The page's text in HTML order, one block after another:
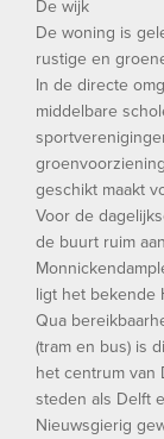
De wijk
De woning is
rustige en
In de directe
middelbare
geschikt maakt
Voor de
de buurt ruim
ligt het bekende
Qua
(tram en bus) is
het centrum van
steden als Delft
Nieuwsgierig